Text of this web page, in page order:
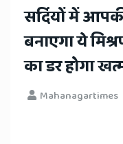
​सर्दियों में
बनाएगा ये
का डर होगा
Mahanagartimes